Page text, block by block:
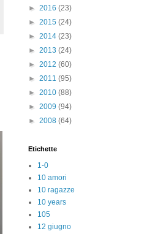
► 2016 (23)
► 2015 (24)
► 2014 (23)
► 2013 (24)
► 2012 (60)
► 2011 (95)
► 2010 (88)
► 2009 (94)
► 2008 (64)
Etichette
1-0
10 amori
10 ragazze
10 years
105
12 giugno